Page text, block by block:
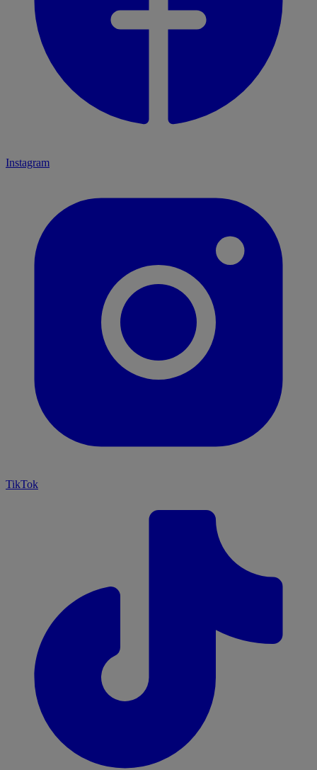
Instagram
TikTok